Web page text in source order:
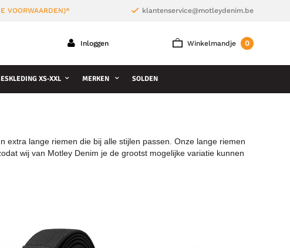
VOORWAARDEN)* klantenservice@motleydenim.be
Winkelmandje 0
Inloggen
XS-XXL MERKEN SOLDEN
lange riemen die bij alle stijlen passen. Onze lange riemen
wij van Motley Denim je de grootst mogelijke variatie kunnen